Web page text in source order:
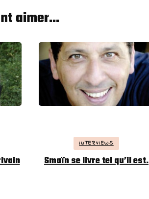
aimer...
INTERVIEWS
Smaïn se livre tel qu’il est.